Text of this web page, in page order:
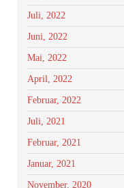
Juli, 2022
Juni, 2022
Mai, 2022
April, 2022
Februar, 2022
Juli, 2021
Februar, 2021
Januar, 2021
November, 2020